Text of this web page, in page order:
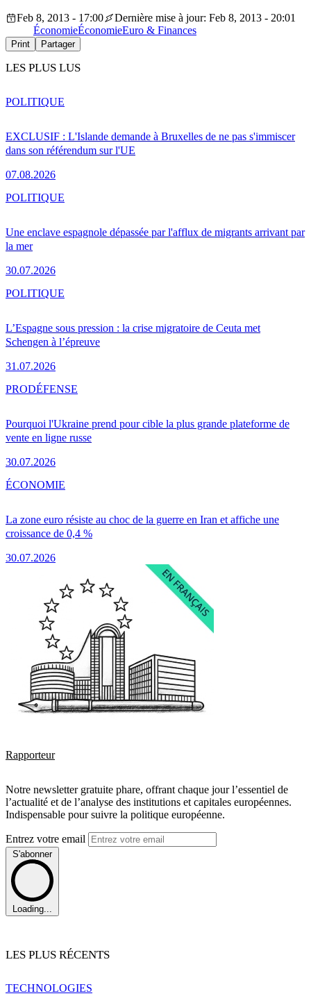
Feb 8, 2013 - 17:00
Dernière mise à jour: Feb 8, 2013 - 20:01
ÉconomieÉconomieEuro & Finances
Print Partager
LES PLUS LUS
EXCLUSIF : L'Islande demande à Bruxelles de ne pas s'immiscer
dans son référendum sur l'UE
07.08.2026
POLITIQUE
Une enclave espagnole dépassée par l'afflux de migrants arrivant par
la mer
30.07.2026
POLITIQUE
L’Espagne sous pression : la crise migratoire de Ceuta met
Schengen à l’épreuve
31.07.2026
POLITIQUE
Pourquoi l'Ukraine prend pour cible la plus grande plateforme de
vente en ligne russe
30.07.2026
PRODÉFENSE
La zone euro résiste au choc de la guerre en Iran et affiche une
croissance de 0,4 %
30.07.2026
ÉCONOMIE
Rapporteur
Notre newsletter gratuite phare, offrant chaque jour l’essentiel de
l’actualité et de l’analyse des institutions et capitales européennes.
Indispensable pour suivre la politique européenne.
Entrez votre email
S'abonner
Loading...
LES PLUS RÉCENTS
TECHNOLOGIES